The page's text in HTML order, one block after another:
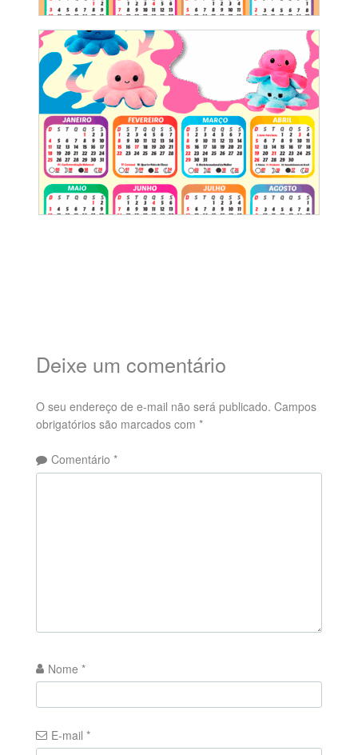
Deixe um comentário
O seu endereço de e-mail não será publicado. Campos
obrigatórios são marcados com *
Comentário *
Nome *
E-mail *